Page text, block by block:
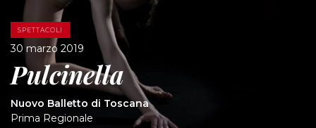
SPETTACOLI
30 marzo 2019
Pulcinella
Nuovo Balletto di Toscana
Prima Regionale